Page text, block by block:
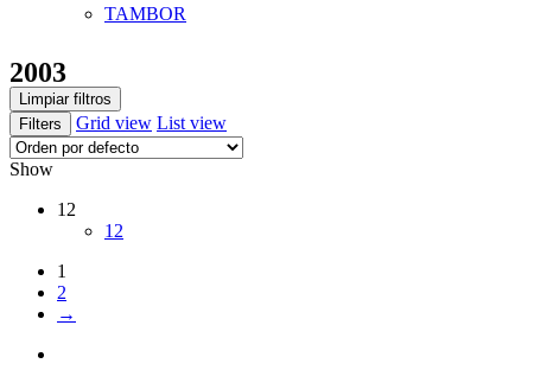
TAMBOR
2003
Limpiar filtros
Filters
Grid view List view
Show
12
12
1
2
→